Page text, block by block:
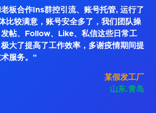
板合作Ins群控引流、账号托管, 运行了
比较满意，账号安全多了，我们团队操
帖、Follow、Like、私信这些日常工
大了提高了工作效率，多谢疫情期间提
服务。"
某假发工厂
山东.青岛